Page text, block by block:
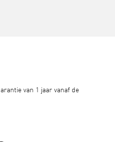
van 1 jaar vanaf de